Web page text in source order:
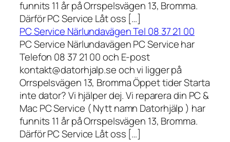
funnits 11 år på Orrspelsvägen 13, Bromma.
Därför PC Service Låt oss […]
PC Service Närlundavägen Tel 08 37 21 00
PC Service Närlundavägen PC Service har
Telefon 08 37 21 00 och E-post
kontakt@datorhjalp.se och vi ligger på
Orrspelsvägen 13, Bromma Öppet tider Starta
inte dator? Vi hjälper dej. Vi reparera din PC &
Mac PC Service ( Nytt namn Datorhjälp ) har
funnits 11 år på Orrspelsvägen 13, Bromma.
Därför PC Service Låt oss […]